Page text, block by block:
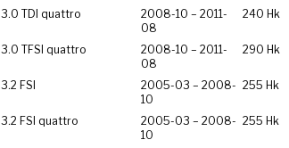
3.0 TDI quattro
2008-10 – 2011-
08
240 Hk
3.0 TFSI quattro
2008-10 – 2011-
08
290 Hk
3.2 FSI
2005-03 – 2008-
10
255 Hk
3.2 FSI quattro
2005-03 – 2008-
10
255 Hk